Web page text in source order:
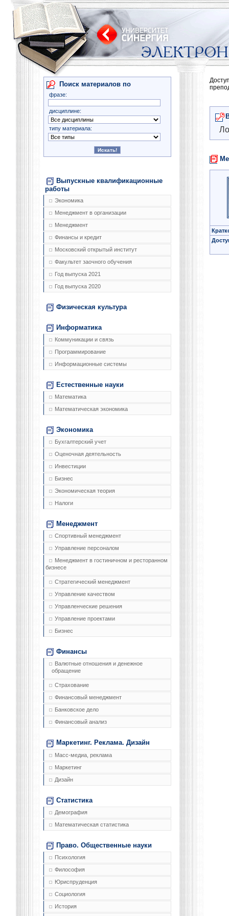
Поиск материалов по
фразе:
дисциплине:
типу материала:
Выпускные квалификационные
работы
Экономика
Менеджмент в организации
Менеджмент
Финансы и кредит
Московский открытый институт
Факультет заочного обучения
Год выпуска 2021
Год выпуска 2020
Физическая культура
Информатика
Коммуникации и связь
Программирование
Информационные системы
Естественные науки
Математика
Математическая экономика
Экономика
Бухгалтерский учет
Оценочная деятельность
Инвестиции
Бизнес
Экономическая теория
Налоги
Менеджмент
Спортивный менеджмент
Управление персоналом
Менеджмент в гостиничном и ресторанном
бизнесе
Стратегический менеджмент
Управление качеством
Управленческие решения
Управление проектами
Бизнес
Финансы
Валютные отношения и денежное
обращение
Страхование
Финансовый менеджмент
Банковское дело
Финансовый анализ
Маркетинг. Реклама. Дизайн
Масс-медиа, реклама
Маркетинг
Дизайн
Статистика
Демография
Математическая статистика
Право. Общественные науки
Психология
Философия
Юриспруденция
Социология
История